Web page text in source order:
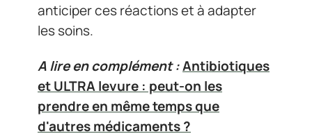
anticiper ces réactions et à adapter
les soins.
A lire en complément :Antibiotiques
et ULTRA levure : peut-on les
prendre en même temps que
d'autres médicaments ?